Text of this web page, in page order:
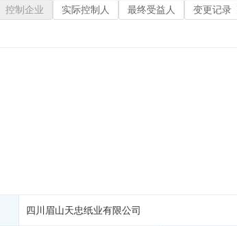
融资历史
招投标
信用评价
进出口信用
控制企业 实际控制人 最终受益人 变更记录
四川眉山天忠纸业有限公司